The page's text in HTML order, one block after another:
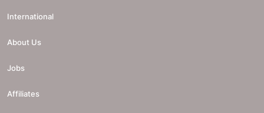
International
About Us
Jobs
Affiliates